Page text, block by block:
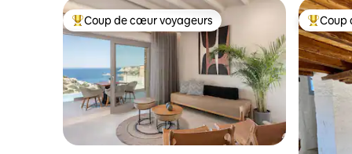
Coups de cœur voyageurs les plus appréciés
Coup de cœur voyageurs Coups
Coup